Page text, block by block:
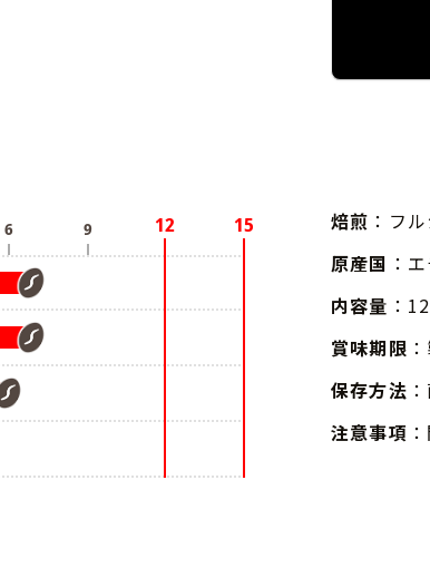
焙煎 ：フ
原産国 ：
内容量 ：
賞味期限
保存方法
注意事項